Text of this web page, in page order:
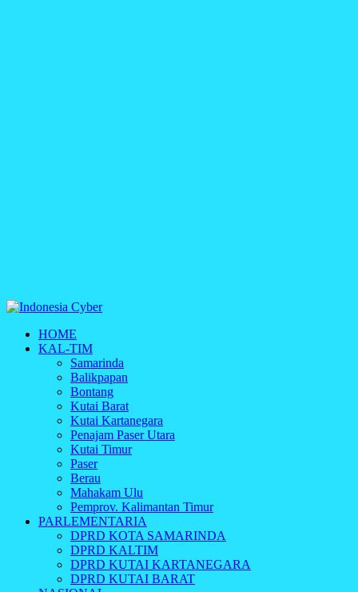
Indonesia Cyber
Media Cetak, Online & Streaming
HOME
KAL-TIM
Samarinda
Balikpapan
Bontang
Kutai Barat
Kutai Kartanegara
Penajam Paser Utara
Kutai Timur
Paser
Berau
Mahakam Ulu
Pemprov. Kalimantan Timur
PARLEMENTARIA
DPRD KOTA SAMARINDA
DPRD KALTIM
DPRD KUTAI KARTANEGARA
DPRD KUTAI BARAT